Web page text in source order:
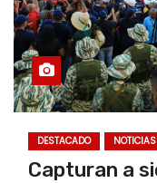
DESTACADO NOTICIAS
Capturan a